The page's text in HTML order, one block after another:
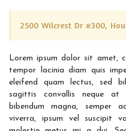
2500 Wilcrest Dr #300,
Lorem ipsum dolor sit amet,
tempor lacinia diam quis
eleifend quam lectus, sed
sagittis convallis neque at
bibendum magna, semper
viverra, ipsum vel suscipit